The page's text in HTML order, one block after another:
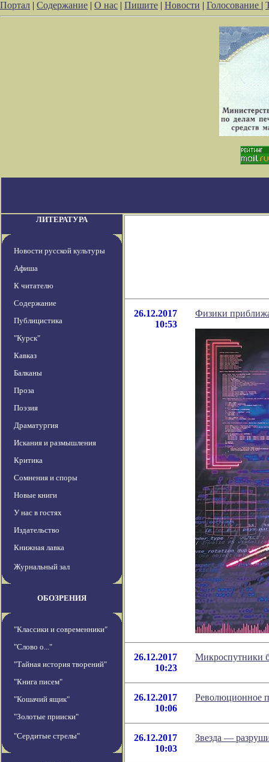
Портал | Содержание | О нас | Пишите | Новости | Голосование |
ЛИТЕРАТУРА
Новости русской культуры
Афиша
К читателю
Содержание
Публицистика
"Курск"
Кавказ
Балканы
Проза
Поэзия
Драматургия
Искания и размышления
Критика
Сомнения и споры
Новые книги
У нас в гостях
Издательство
Книжная лавка
Журнальный зал
ОБОЗРЕНИЯ
"Классики и современники"
"Слово о..."
"Тайная история творений"
"Книга писем"
"Кошачий ящик"
"Золотые прииски"
"Сердитые стрелы"
26.12.2017
10:53
Физики
26.12.2017
10:23
Микроспутники
26.12.2017
10:06
Революционное
26.12.2017
10:03
Звезда —